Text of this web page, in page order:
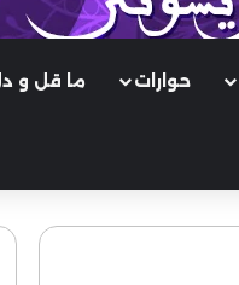
حوارات ما قل و